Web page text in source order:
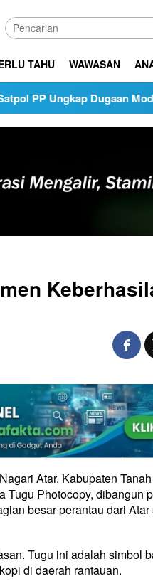
TAHU WAWASAN
Dugaan Modus
Atar, Kabupaten
Tugu Photocopy, dibangun
besar perantau dari
Tugu ini adalah simbol
di daerah rantauan.